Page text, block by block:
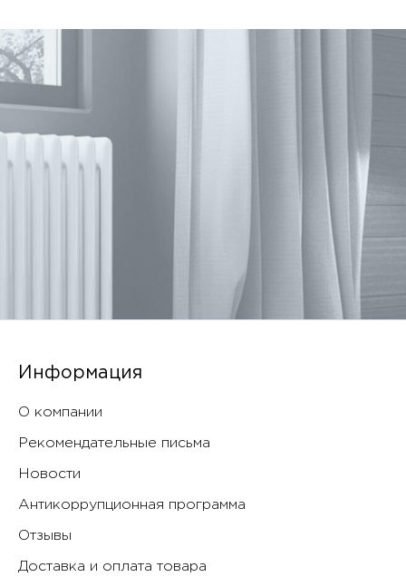
Информация
О компании
Рекомендательные письма
Новости
Антикоррупционная программа
Отзывы
Доставка и оплата товара